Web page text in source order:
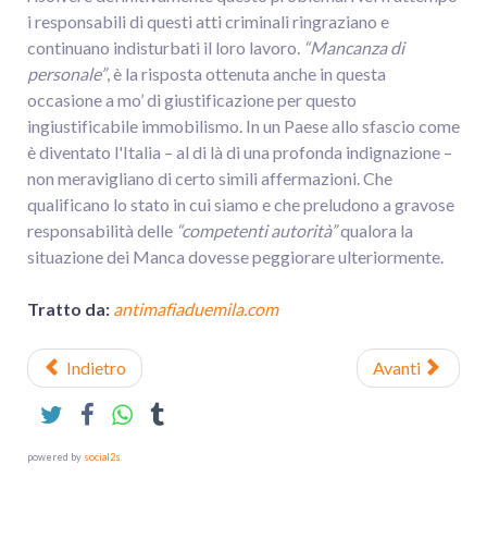
i responsabili di questi atti criminali ringraziano e
continuano indisturbati il loro lavoro. “Mancanza di
personale”, è la risposta ottenuta anche in questa
occasione a mo’ di giustificazione per questo
ingiustificabile immobilismo. In un Paese allo sfascio come
è diventato l'Italia – al di là di una profonda indignazione –
non meravigliano di certo simili affermazioni. Che
qualificano lo stato in cui siamo e che preludono a gravose
responsabilità delle “competenti autorità”qualora la
situazione dei Manca dovesse peggiorare ulteriormente.
Tratto da: antimafiaduemila.com
Indietro Avanti
powered by social2s